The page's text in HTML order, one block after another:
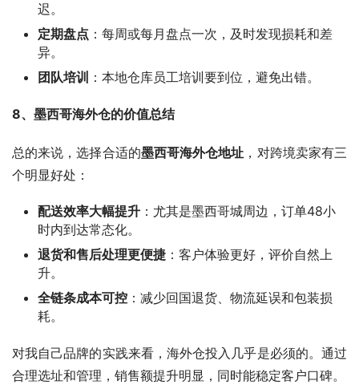
迟。
定期盘点 ：每周或每月盘点一次，及时发现损耗和差
异。
团队培训 ：本地仓库员工培训要到位，避免出错。
8、墨西哥海外仓的价值总结
总的来说，选择合适的墨西哥海外仓地址 ，对跨境卖家有三
个明显好处：
配送效率大幅提升 ：尤其是墨西哥城周边，订单48小
时内到达常态化。
退货和售后处理更便捷 ：客户体验更好，评价自然上
升。
全链条成本可控 ：减少回国退货、物流延误和包装损
耗。
对我自己品牌的实践来看，海外仓投入几乎是必须的。通过
合理选址和管理，销售额提升明显，同时能稳定客户口碑。